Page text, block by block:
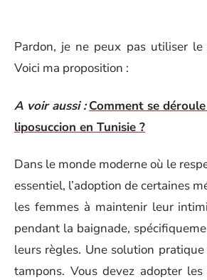
Pardon, je ne peux pas utiliser le
Voici ma proposition :
A voir aussi : Comment se
liposuccion en Tunisie ?
Dans le monde moderne où le
essentiel, l’adoption de certaines
les femmes à maintenir leur
pendant la baignade,
leurs règles. Une solution
tampons. Vous devez adopter